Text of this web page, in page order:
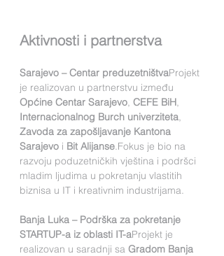
Aktivnosti i partnerstva
Sarajevo – Centar preduzetništvaProjekt
je realizovan u partnerstvu između
Općine Centar Sarajevo, CEFE BiH,
Internacionalnog Burch univerziteta,
Zavoda za zapošljavanje Kantona
Sarajevo i Bit Alijanse.Fokus je bio na
razvoju poduzetničkih vještina i podršci
mladim ljudima u pokretanju vlastitih
biznisa u IT i kreativnim industrijama.
Banja Luka – Podrška za pokretanje
STARTUP-a iz oblasti IT-aProjekt je
realizovan u saradnji sa Gradom Banja